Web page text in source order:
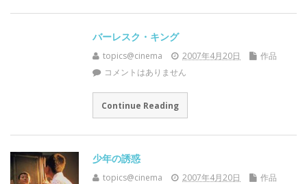
バーレスク・キング
topics@cinema 2007年4月20日
作品
コメントはありません
Continue Reading
少年の誘惑
topics@cinema 2007年4月20日
作品